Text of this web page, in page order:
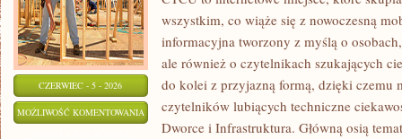
CZERWIEC - 5 - 2026
MOŻLIWOŚĆ KOMENTOWANIA AKTUALNOŚCI
wszystkim, co wiąże się z nowoczesną
informacyjna tworzony z myślą o
ale również o czytelnikach szukających
do kolei z przyjazną formą, dzięki czemu
czytelników lubiących techniczne
Dworce i Infrastruktura. Główną osią